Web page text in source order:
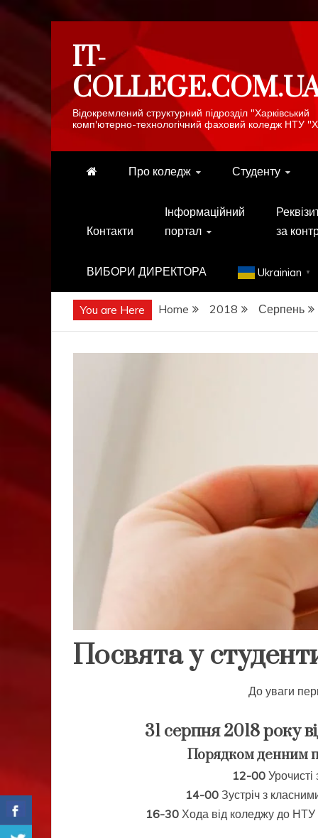
contentIT-
Відокремлений структурний підрозділ "Харківський
комп'ютерно-технологічний фаховий коледж НТУ
Про коледж Студенту
Контакти
Інформаційний
портал
за
ВИБОРИ ДИРЕКТОРА Ukrainian ▼
You are Here Home 2018 Серпень
Посвята у
До уваги
31 серпня 2018 року
Порядком денним
12-00Урочисті
14-00 Зустріч з
16-30 Хода від коледжу до НТУ